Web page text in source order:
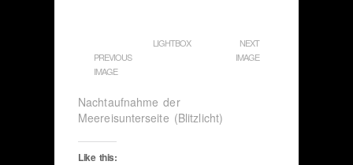
PREVIOUS
IMAGE
LIGHTBOX
NEXT
IMAGE
Nachtaufnahme der
Meereisunterseite (Blitzlicht)
Like this: